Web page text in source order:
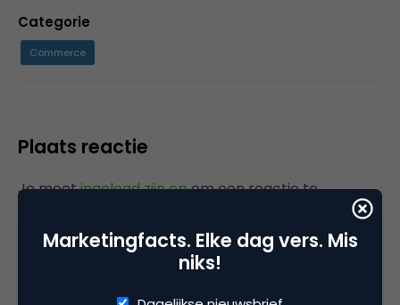
Categorie
Commerce
Plaats reactie
Je moetingelogd zijn opom een reactie te
Marketingfacts. Elke dag vers. Mis
niks!